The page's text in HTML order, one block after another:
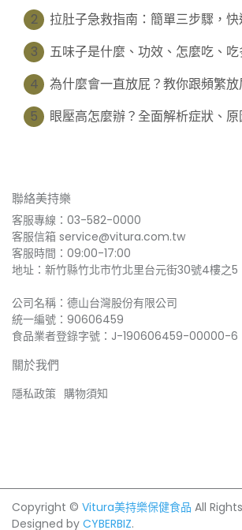
2
拉肚子急救指南：簡單三步驟，
3
五味子是什麼、功效、怎麼吃、
4
為什麼會一直放屁？教你跟頻繁放
5
眼壓高怎麼辦？全面解析症狀、
聯絡美持樂
客服專線：03-582-0000
客服信箱 service@vitura.com.tw
客服時間：09:00-17:00
地址：新竹縣竹北市竹北里台元街30號4樓之5
公司名稱：德山台灣股份有限公司
統一編號：90606459
食品業者登錄字號：J-190606459-00000-6
關於我們
隱私政策 購物須知
Copyright © Vitura美持樂保健食品 All
Designed by CYBERBIZ.